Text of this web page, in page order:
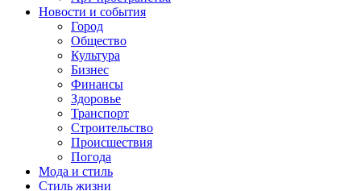
Новости и события
Город
Общество
Культура
Бизнес
Финансы
Здоровье
Транспорт
Строительство
Происшествия
Погода
Мода и стиль
Стиль жизни